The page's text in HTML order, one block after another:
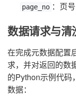
page_no ：页
数据请求与清
在完成元数据配置
求，并对返回的数
的Python示例代码
数据：